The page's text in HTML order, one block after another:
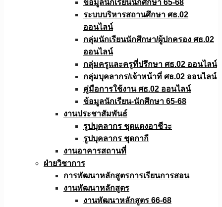
ข้อมูลนักเรียนนักศึกษา 65-68
ระบบบริหารสถานศึกษา ศธ.02
ออนไลน์
กลุ่มนักเรียนนักศึกษา/ผู้ปกครอง ศธ.02
ออนไลน์
กลุ่มครูและครูที่ปรึกษา ศธ.02 ออนไลน์
กลุ่มบุคลากร/เจ้าหน้าที่ ศธ.02 ออนไลน์
คู่มือการใช้งาน ศธ.02 ออนไลน์
ข้อมูลนักเรียน-นักศึกษา 65-68
งานประชาสัมพันธ์
รูปบุคลากร ชุดแดงอาชีวะ
รูปบุคลากร ชุดกากี
งานอาคารสถานที่
ฝ่ายวิชาการ
การพัฒนาหลักสูตรการเรียนการสอน
งานพัฒนาหลักสูตร
งานพัฒนาหลักสูตร 66-68